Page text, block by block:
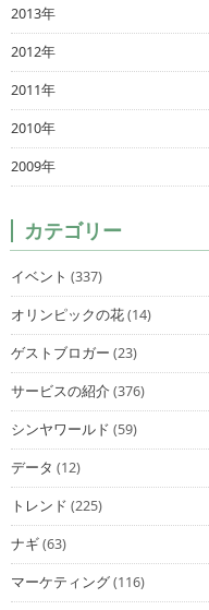
2013年
2012年
2011年
2010年
2009年
カテゴリー
イベント (337)
オリンピックの花(14)
ゲストブロガー (23)
サービスの紹介(376)
シンヤワールド (59)
データ (12)
トレンド (225)
ナギ(63)
マーケティング(116)